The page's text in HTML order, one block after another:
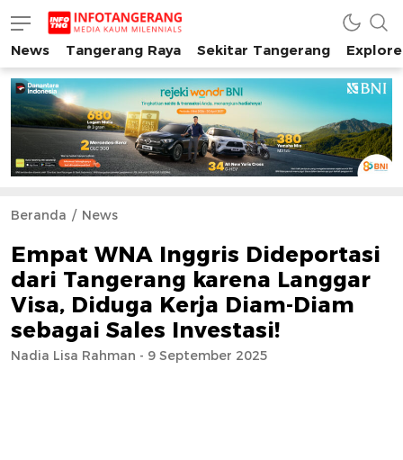
INFO TANGERANG
Media Kaum Millenials Tangerang Raya
News Tangerang Raya Sekitar Tangerang
Beranda News
Empat WNA Inggris Dideportasi
dari Tangerang karena Langgar
Visa, Diduga Kerja Diam-Diam
sebagai Sales Investasi!
Nadia Lisa Rahman - 9 September 2025